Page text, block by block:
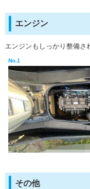
エンジン
エンジンもしっかり整備さ
No.1
その他